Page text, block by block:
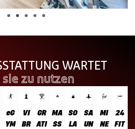
WARTET
zu nutzen
eG
YM
VI
BR
GR
ATI
MA
SS
SO
LA
SA
UN
MI
NE
24
FIT